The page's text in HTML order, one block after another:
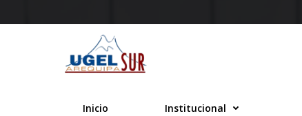
al
Inicio Institucional